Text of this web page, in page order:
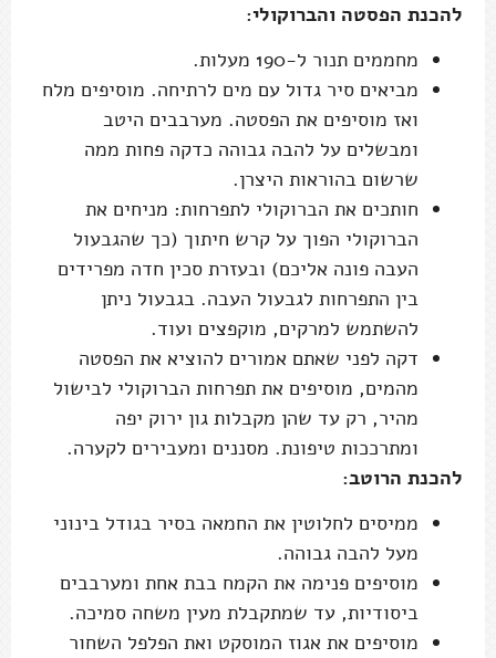
להכנת הפסטה והברוקולי:
מחממים תנור ל-190 מעלות.
מביאים סיר גדול עם מים לרתיחה. מוסיפים מלח
ואז מוסיפים את הפסטה. מערבבים היטב
ומבשלים על להבה גבוהה כדקה פחות ממה
שרשום בהוראות היצרן.
חותכים את הברוקולי לתפרחות: מניחים את
הברוקולי הפוך על קרש חיתוך (כך שהגבעול
העבה פונה אליכם) ובעזרת סכין חדה מפרידים
בין התפרחות לגבעול העבה. בגבעול ניתן
להשתמש למרקים, מוקפצים ועוד.
דקה לפני שאתם אמורים להוציא את הפסטה
מהמים, מוסיפים את תפרחות הברוקולי לבישול
מהיר, רק עד שהן מקבלות גון ירוק יפה
ומתרככות טיפונת. מסננים ומעבירים לקערה.
להכנת הרוטב:
ממיסים לחלוטין את החמאה בסיר בגודל בינוני
מעל להבה גבוהה.
מוסיפים פנימה את הקמח בבת אחת ומערבבים
ביסודיות, עד שמתקבלת מעין משחה סמיכה.
מוסיפים את אגוז המוסקט ואת הפלפל השחור